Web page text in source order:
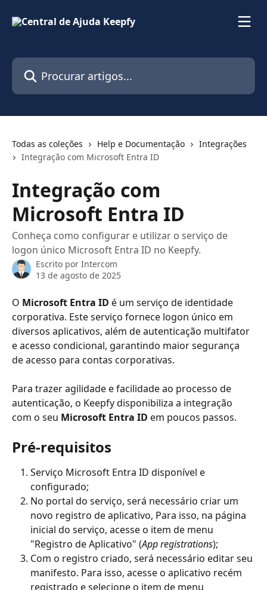
Procurar artigos...
Todas as coleções Help e Documentação
Integrações
Integração com Microsoft Entra ID
Integração com
Microsoft Entra ID
Conheça como configurar e utilizar o serviço de
logon único Microsoft Entra ID no Keepfy.
Escrito por Intercom
13 de agosto de 2025
O Microsoft Entra ID é um serviço de identidade
corporativa. Este serviço fornece logon único em
diversos aplicativos, além de autenticação multifator
e acesso condicional, garantindo maior segurança
de acesso para contas corporativas.
Para trazer agilidade e facilidade ao processo de
autenticação, o Keepfy disponibiliza a integração
com o seu Microsoft Entra ID em poucos passos.
Pré-requisitos
Serviço Microsoft Entra ID disponível e
configurado;
No portal do serviço, será necessário criar um
novo registro de aplicativo, Para isso, na página
inicial do serviço, acesse o item de menu
"Registro de Aplicativo" (App registrations);
Com o registro criado, será necessário editar seu
manifesto. Para isso, acesse o aplicativo recém
registrado e selecione o item de menu